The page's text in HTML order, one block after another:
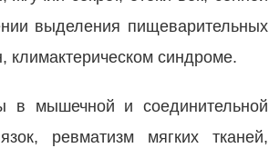
выделения пищеварительных
климактерическом синдроме.
в мышечной и соединительной
ревматизм мягких тканей,